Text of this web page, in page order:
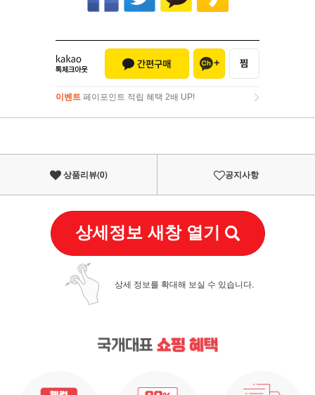
이벤트 페이포인트 적립 혜택 2배 UP!
이벤트페이포인트 적립 혜택 2배 UP!
상품리뷰(0) 공지사항
상세정보 새창 열기
상세 정보를 확대해 보실 수 있습니다.